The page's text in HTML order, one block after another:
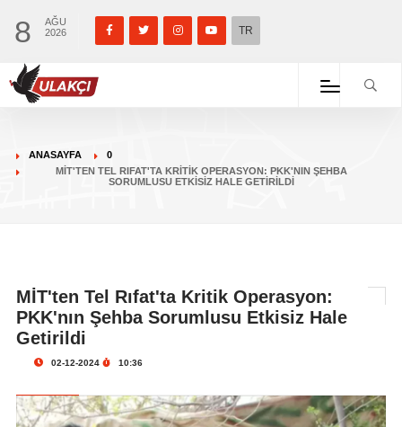
8
AĞU
2026
TR
ANASAYFA
0
MİT'TEN TEL RIFAT'TA KRITIK OPERASYON: PKK'NIN ŞEHBA
SORUMLUSU ETKISIZ HALE GETIRILDI
MİT'ten Tel Rıfat'ta Kritik Operasyon:
PKK'nın Şehba Sorumlusu Etkisiz Hale
Getirildi
02-12-2024 10:36